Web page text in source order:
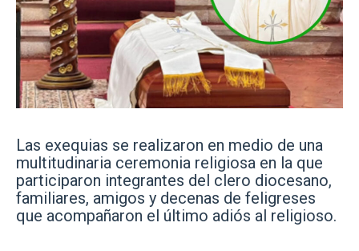
Las exequias se realizaron en medio de una
multitudinaria ceremonia religiosa en la que
participaron integrantes del clero diocesano,
familiares, amigos y decenas de feligreses
que acompañaron el último adiós al religioso.